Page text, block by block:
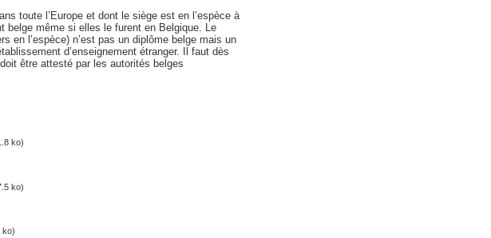
toute l’Europe et dont le siège est en l’espèce à
belge même si elles le furent en Belgique. Le
en l’espèce) n’est pas un diplôme belge mais un
d’enseignement étranger. Il faut dès
être attesté par les autorités belges
ko)
ko)
ko)